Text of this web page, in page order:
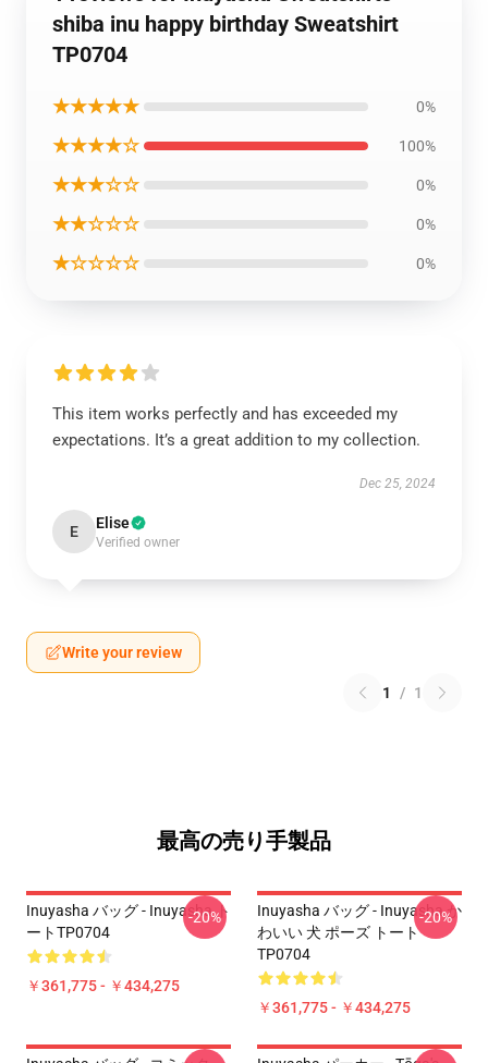
shiba inu happy birthday Sweatshirt
TP0704
★★★★★ 0%
★★★★☆ 100%
★★★☆☆ 0%
★★☆☆☆ 0%
★☆☆☆☆ 0%
This item works perfectly and has exceeded my
expectations. It’s a great addition to my collection.
Dec 25, 2024
E Elise
Verified owner
Write your review
1 / 1
最高の売り手製品
Inuyasha バッグ - Inuyasha ト
ートTP0704
￥361,775 - ￥434,275
-20%
Inuyasha バッグ - Inuyasha か
わいい 犬 ポーズ トート
TP0704
￥361,775 - ￥434,275
-20%